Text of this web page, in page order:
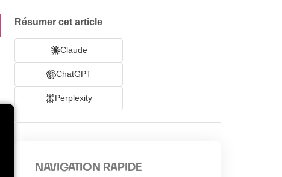
Résumer cet article
Claude
ChatGPT
Perplexity
NAVIGATION RAPIDE